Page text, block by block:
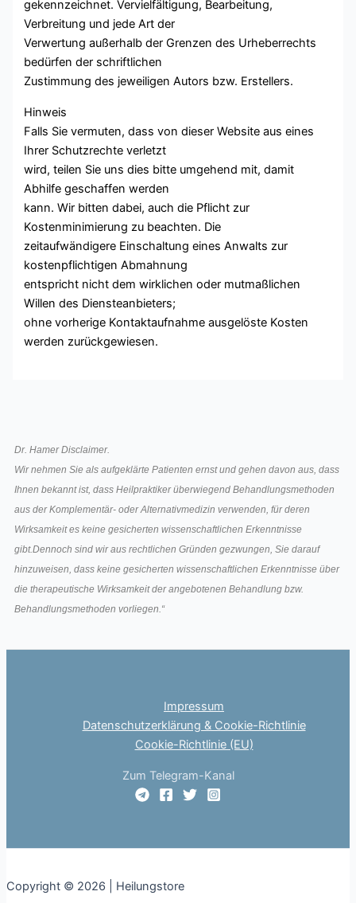
gekennzeichnet. Vervielfältigung, Bearbeitung,
Verbreitung und jede Art der
Verwertung außerhalb der Grenzen des Urheberrechts
bedürfen der schriftlichen
Zustimmung des jeweiligen Autors bzw. Erstellers.
Hinweis
Falls Sie vermuten, dass von dieser Website aus eines
Ihrer Schutzrechte verletzt
wird, teilen Sie uns dies bitte umgehend mit, damit
Abhilfe geschaffen werden
kann. Wir bitten dabei, auch die Pflicht zur
Kostenminimierung zu beachten. Die
zeitaufwändigere Einschaltung eines Anwalts zur
kostenpflichtigen Abmahnung
entspricht nicht dem wirklichen oder mutmaßlichen
Willen des Diensteanbieters;
ohne vorherige Kontaktaufnahme ausgelöste Kosten
werden zurückgewiesen.
Dr. Hamer Disclaimer.
Wir nehmen Sie als aufgeklärte Patienten ernst und gehen davon aus, dass
Ihnen bekannt ist, dass Heilpraktiker überwiegend Behandlungsmethoden
aus der Komplementär- oder Alternativmedizin verwenden, für deren
Wirksamkeit es keine gesicherten wissenschaftlichen Erkenntnisse
gibt.Dennoch sind wir aus rechtlichen Gründen gezwungen, Sie darauf
hinzuweisen, dass keine gesicherten wissenschaftlichen Erkenntnisse über
die therapeutische Wirksamkeit der angebotenen Behandlung bzw.
Behandlungsmethoden vorliegen.“
Impressum
Datenschutzerklärung & Cookie-Richtlinie
Cookie-Richtlinie (EU)
Zum Telegram-Kanal
Copyright © 2026 | Heilungstore